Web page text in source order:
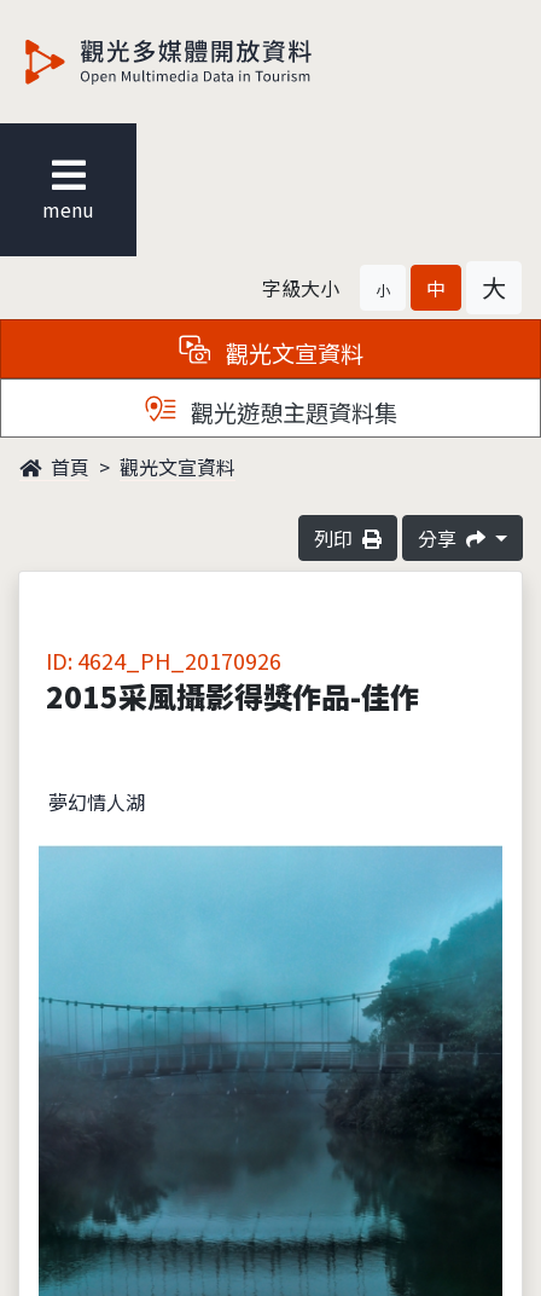
menu
字級大小 小 中 大
觀光文宣資料
觀光遊憩主題資料集
首頁 觀光文宣資料
列印 分享
ID: 4624_PH_20170926
2015采風攝影得獎作品-佳作
夢幻情人湖